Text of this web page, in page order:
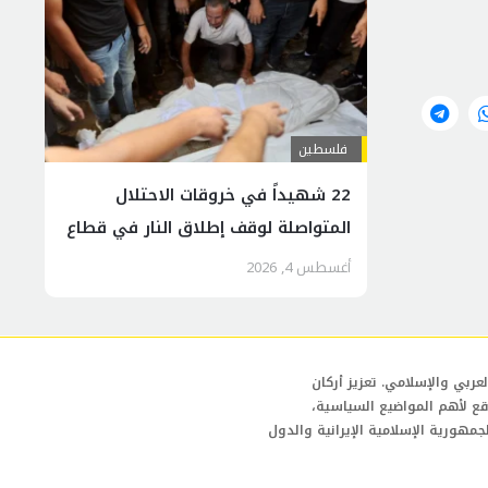
فلسطين
22 شهيداً في خروقات الاحتلال
المتواصلة لوقف إطلاق النار في قطاع
غزة
أغسطس 4, 2026
والإسلامي. تعزيز أركان
لأهم المواضيع السياسية،
الإسلامية الإيرانية والدول